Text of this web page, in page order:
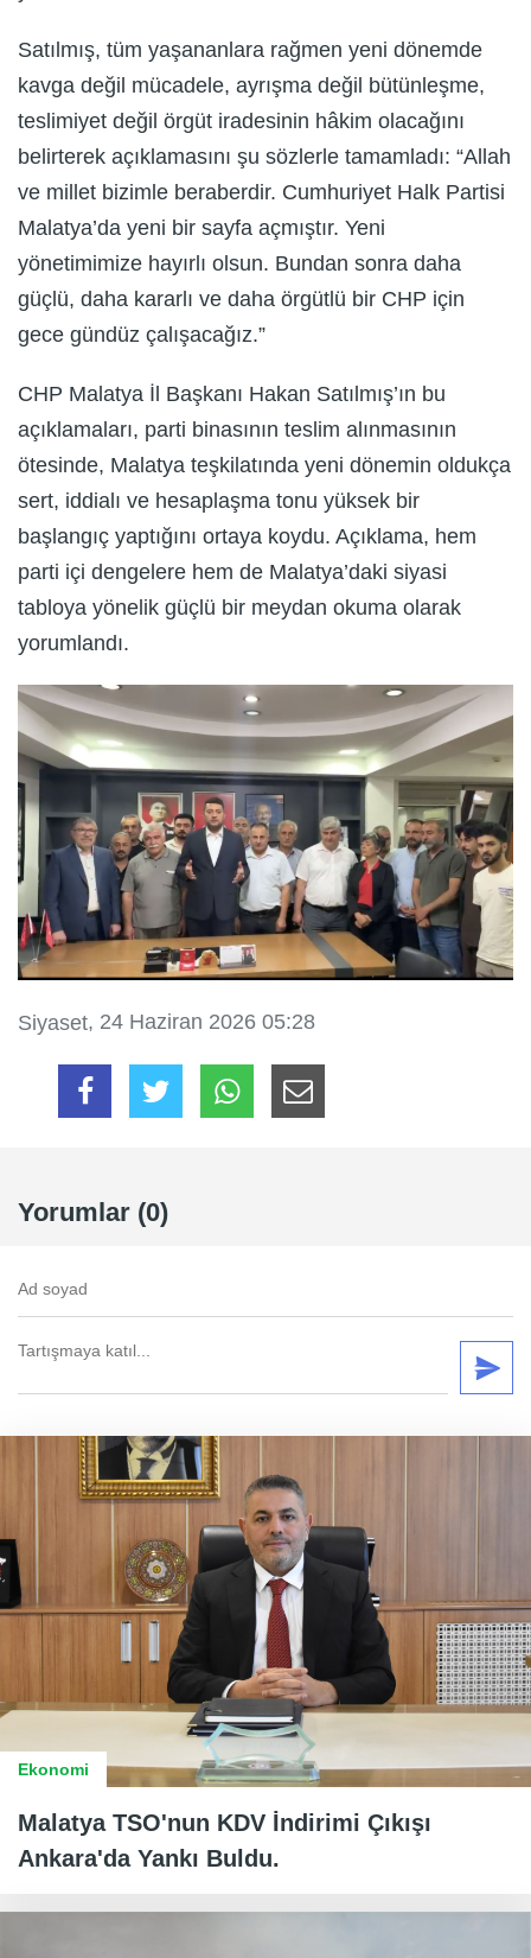
Satılmış, tüm yaşananlara rağmen yeni dönemde
kavga değil mücadele, ayrışma değil bütünleşme,
teslimiyet değil örgüt iradesinin hâkim olacağını
belirterek açıklamasını şu sözlerle tamamladı: “Allah
ve millet bizimle beraberdir. Cumhuriyet Halk Partisi
Malatya’da yeni bir sayfa açmıştır. Yeni
yönetimimize hayırlı olsun. Bundan sonra daha
güçlü, daha kararlı ve daha örgütlü bir CHP için
gece gündüz çalışacağız.”
CHP Malatya İl Başkanı Hakan Satılmış’ın bu
açıklamaları, parti binasının teslim alınmasının
ötesinde, Malatya teşkilatında yeni dönemin oldukça
sert, iddialı ve hesaplaşma tonu yüksek bir
başlangıç yaptığını ortaya koydu. Açıklama, hem
parti içi dengelere hem de Malatya’daki siyasi
tabloya yönelik güçlü bir meydan okuma olarak
yorumlandı.
Siyaset, 24 Haziran 2026 05:28
Yorumlar (0)
Ekonomi
Malatya TSO'nun KDV İndirimi Çıkışı
Ankara'da Yankı Buldu.